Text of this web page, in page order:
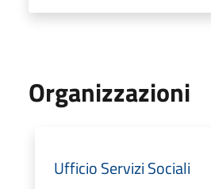
Organizzazioni
Ufficio Servizi Sociali